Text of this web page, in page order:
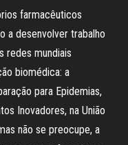
farmacêuticos
a desenvolver trabalho
redes mundiais
biomédica: a
para Epidemias,
Inovadores, na União
não se preocupe, a